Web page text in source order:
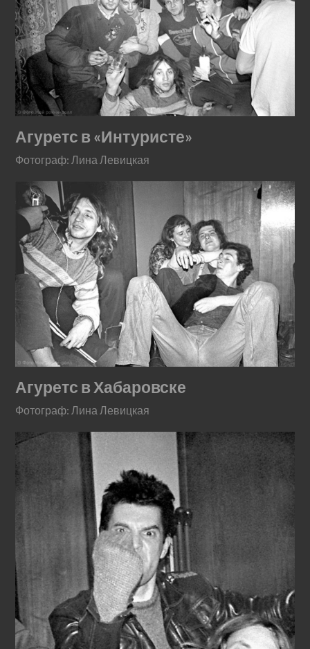
Агуретс в «Интуристе»
Фотограф: Лина Левицкая
Агуретс в Хабаровске
Фотограф: Лина Левицкая